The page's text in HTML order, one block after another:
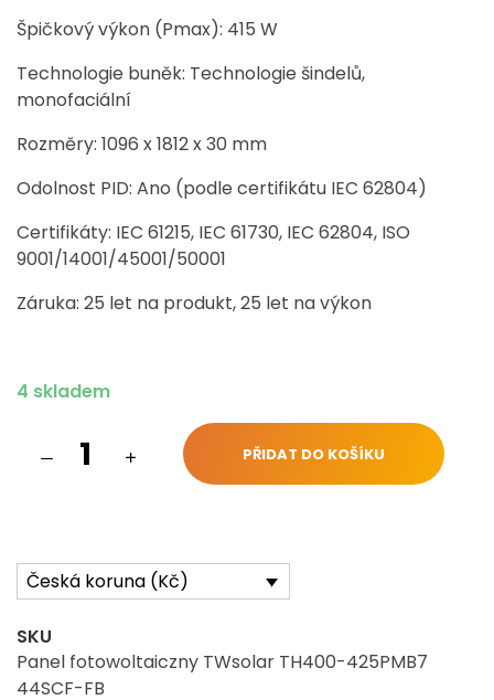
Špičkový výkon (Pmax): 415 W
Technologie buněk: Technologie šindelů,
monofaciální
Rozměry: 1096 x 1812 x 30 mm
Odolnost PID: Ano (podle certifikátu IEC 62804)
Certifikáty: IEC 61215, IEC 61730, IEC 62804, ISO
9001/14001/45001/50001
Záruka: 25 let na produkt, 25 let na výkon
4 skladem
PŘIDAT DO KOŠÍKU
Česká koruna (Kč)
SKU
Panel fotowoltaiczny TWsolar TH400-425PMB7
44SCF-FB